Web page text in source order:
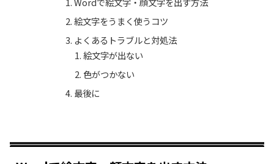
絵文字をうまく使うコツ
よくあるトラブルと対処法
絵文字が出ない
色がつかない
最後に